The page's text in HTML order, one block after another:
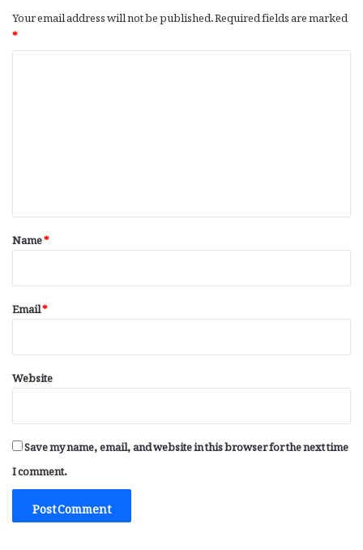
Your email address will not be published.Required fields are marked
*
*
Name*
Email*
Website
Save my name, email, and website in this browser for the next time
I comment.